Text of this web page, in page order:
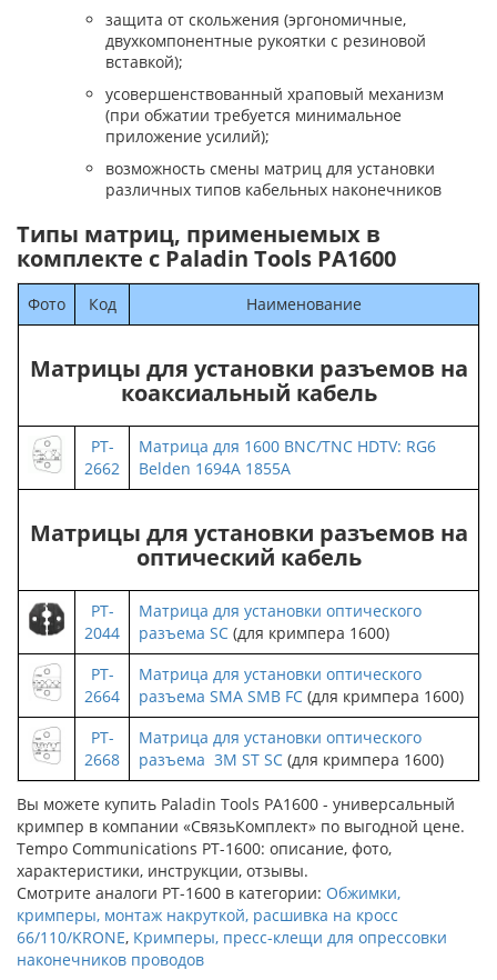
защита от скольжения (эргономичные,
двухкомпонентные рукоятки с резиновой
вставкой);
усовершенствованный храповый механизм
(при обжатии требуется минимальное
приложение усилий);
возможность смены матриц для установки
различных типов кабельных наконечников
Типы матриц, применыемых в
комплекте с Paladin Tools PA1600
Фото Код Наименование
Матрицы для установки разъемов на
коаксиальный кабель
PT-
2662
Матрица для 1600 BNC/TNC HDTV: RG6
Belden 1694A 1855A
Матрицы для установки разъемов на
оптический кабель
PT-
2044
Матрица для установки оптического
разъема SC (для кримпера 1600)
PT-
2664
Матрица для установки оптического
разъема SMA SMB FC (для кримпера 1600)
PT-
2668
Матрица для установки оптического
разъема 3M ST SC (для кримпера 1600)
Вы можете купить Paladin Tools PA1600 - универсальный
кримпер в компании «СвязьКомплект» по выгодной цене.
Tempo Communications PT-1600: описание, фото,
характеристики, инструкции, отзывы.
Смотрите аналоги PT-1600 в категории: Обжимки,
кримперы, монтаж накруткой, расшивка на кросс
66/110/KRONE, Кримперы, пресс-клещи для опрессовки
наконечников проводов